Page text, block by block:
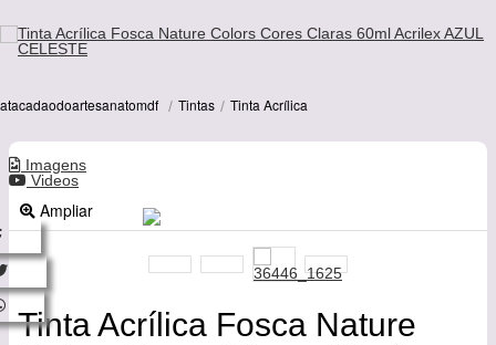
atacadaodoartesanatomdf Tintas Tinta Acrílica
Imagens
Videos
Ampliar
Tinta Acrílica Fosca Nature